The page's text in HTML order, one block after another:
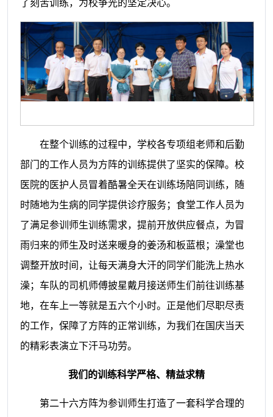
了刻苦训练，为校争光的坚定决心。
在整个训练的过程中，学校各专项组老师和后勤
部门的工作人员为方阵的训练提供了坚实的保障。校
医院的医护人员冒着酷暑全天在训练场陪同训练，随
时随地为生病的同学提供诊疗服务；食堂工作人员为
了满足参训师生训练需求，提前开放供应餐点，为冒
雨归来的师生及时送来暖身的姜汤和板蓝根；澡堂也
调整开放时间，让每天满身大汗的同学们能洗上热水
澡；车队的司机师傅披星戴月接送师生们前往训练基
地，在车上一等就是五六个小时。正是他们尽职尽责
的工作，保障了方阵的正常训练，为我们在国庆当天
的精彩表演立下汗马功劳。
我们的训练科学严格、精益求精
第二十六方阵为参训师生打造了一套科学合理的